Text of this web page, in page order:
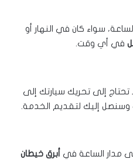
سواء كان في النهار أو
في أي وقت.
إلى تحريك سيارتك إلى
إليك لتقديم الخدمة.
مدار الساعة في أبرق خيطان